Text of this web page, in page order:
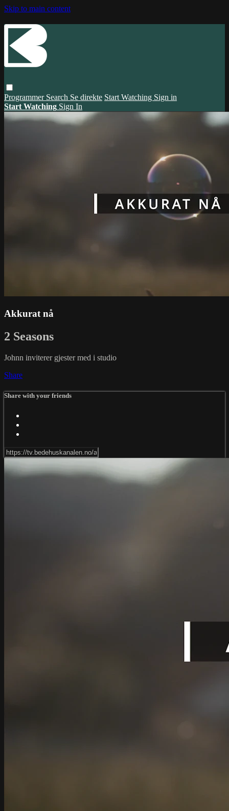
Skip to main content
Programmer Search Se direkte Start Watching Sign in
Start Watching Sign In
Akkurat nå
2 Seasons
Johnn inviterer gjester med i studio
Share
Share with your friends